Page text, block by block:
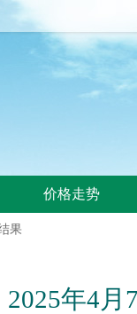
价格走势
果
2025年4